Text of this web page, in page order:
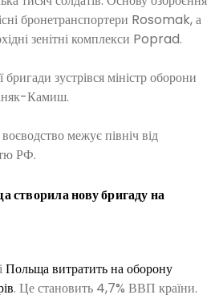
бронетранспортери Rosomak, а
зенітні комплекси Poprad.
зустрівся міністр оборони
Камиш.
межує північ від
РФ.
створила нову бригаду на
Польща витратить на оборону
. Це становить 4,7% ВВП країни.